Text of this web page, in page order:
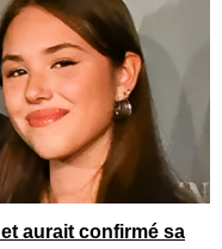
aurait confirmé sa